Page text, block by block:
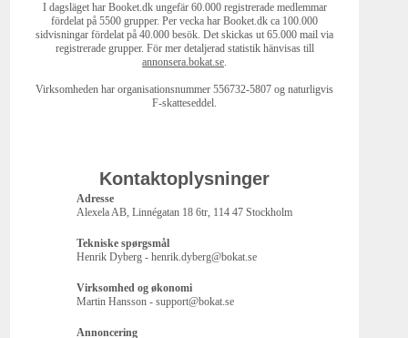
I dagsläget har Booket.dk ungefär 60.000 registrerade medlemmar
fördelat på 5500 grupper. Per vecka har Booket.dk ca 100.000
sidvisningar fördelat på 40.000 besök. Det skickas ut 65.000 mail via
registrerade grupper. För mer detaljerad statistik hänvisas till
annonsera.bokat.se.
Virksomheden har organisationsnummer 556732-5807 og naturligvis
F-skatteseddel.
Kontaktoplysninger
Adresse
Alexela AB, Linnégatan 18 6tr, 114 47 Stockholm
Tekniske spørgsmål
Henrik Dyberg - henrik.dyberg@bokat.se
Virksomhed og økonomi
Martin Hansson - support@bokat.se
Annoncering